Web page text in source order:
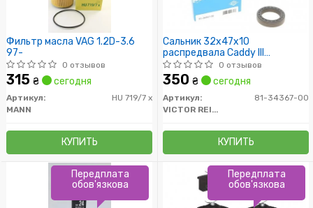
Фильтр масла VAG 1.2D-3.6
97-
0 отзывов
315 ₴ сегодня
Артикул:
HU 719/7 x
MANN
КУПИТЬ
Сальник 32x47x10
распредвала Caddy III
1.6i/1.9/2.0 TDI/SDI 04-
(тефлон)
0 отзывов
350 ₴ сегодня
Артикул:
81-34367-00
VICTOR REINZ
КУПИТЬ
Передплата
обов'язкова
Передплата
обов'язкова